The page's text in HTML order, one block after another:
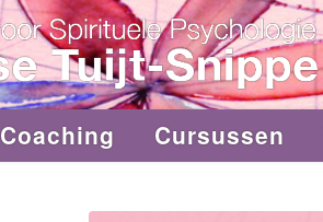
Coaching Cursussen